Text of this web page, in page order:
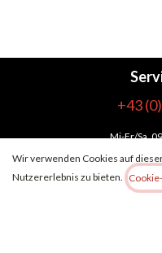
+43
Mi-Fr/Sa,
Mo-Di,
Oder über
Wir verwenden Cookies auf
Nutzererlebnis zu bieten.